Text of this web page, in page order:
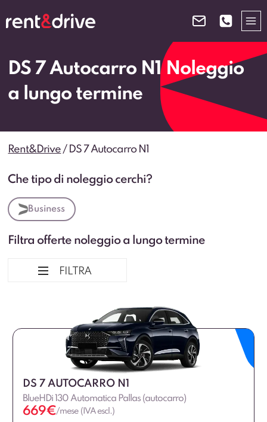
al
DS 7 Autocarro N1 Noleggio
a lungo termine
Rent&Drive / DS 7 Autocarro N1
Che tipo di noleggio cerchi?
Business
Filtra offerte noleggio a lungo termine
FILTRA
Tipologia veicolo
Alimentazione
DS 7 AUTOCARRO N1
BlueHDi 130 Automatica Pallas (autocarro)
669€/mese (IVA escl.)